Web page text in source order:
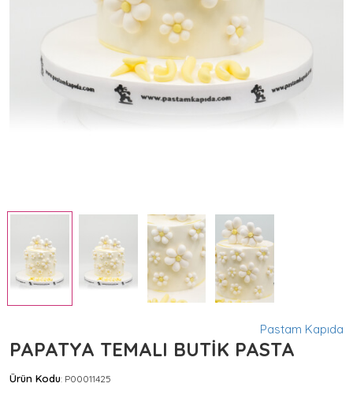
Pastam Kapıda
PAPATYA TEMALI BUTİK PASTA
Ürün Kodu: P00011425